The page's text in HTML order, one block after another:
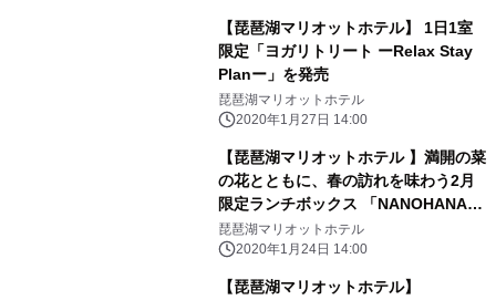
【琵琶湖マリオットホテル】 1日1室
限定「ヨガリトリート ーRelax Stay
Planー」を発売
琵琶湖マリオットホテル
2020年1月27日 14:00
【琵琶湖マリオットホテル 】満開の菜
の花とともに、春の訪れを味わう2月
限定ランチボックス 「NANOHANA」
を発売
琵琶湖マリオットホテル
2020年1月24日 14:00
【琵琶湖マリオットホテル】